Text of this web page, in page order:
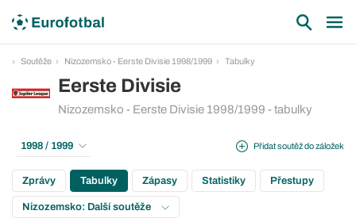
Soutěže Nizozemsko - Eerste Divisie 1998/1999 Tabulky
Eerste Divisie
Nizozemsko - Eerste Divisie 1998/1999 - tabulky
Přidat soutěž do záložek
1998 / 1999
Zprávy Tabulky Zápasy Statistiky Přestupy
Nizozemsko: Další soutěže